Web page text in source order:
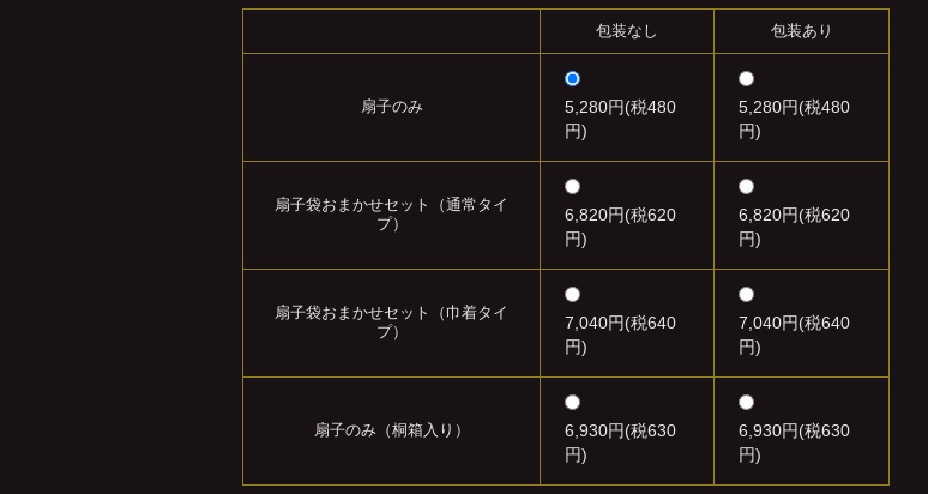
包装なし 包装あり
扇子のみ
5,280円(税480
円)
5,280円(税480
円)
扇子袋おまかせセット（通常タイ
プ）
6,820円(税620
円)
6,820円(税620
円)
扇子袋おまかせセット（巾着タイ
プ）
7,040円(税640
円)
7,040円(税640
円)
扇子のみ（桐箱入り）
6,930円(税630
円)
6,930円(税630
円)